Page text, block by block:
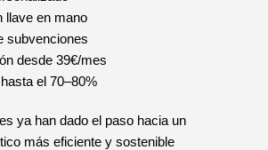
llave en mano
subvenciones
desde 39€/mes
el 70–80%
ya han dado el paso hacia un
más eficiente y sostenible